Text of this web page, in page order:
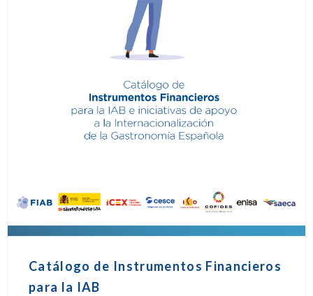
Catálogo de Instrumentos Financieros
para la IAB